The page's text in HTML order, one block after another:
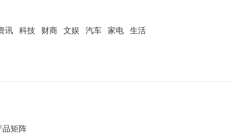
讯 科技 财商 文娱 汽车 家电 生活
品矩阵